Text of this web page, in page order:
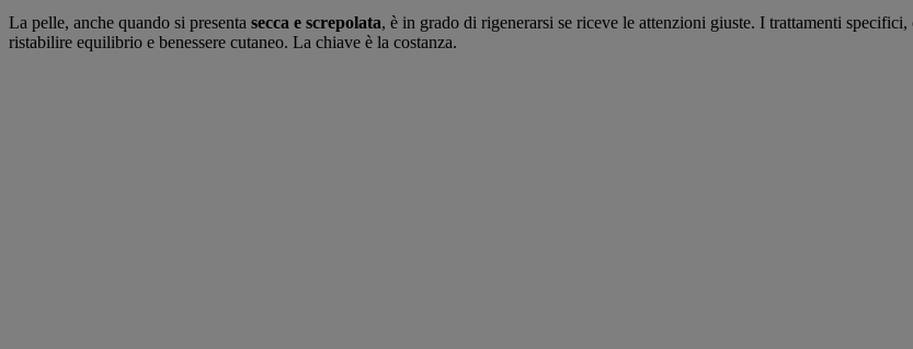
La pelle, anche quando si presenta secca e screpolata, è in grado di rigenerarsi se riceve le attenzioni giuste. I trattamenti
ristabilire equilibrio e benessere cutaneo. La chiave è la costanza.